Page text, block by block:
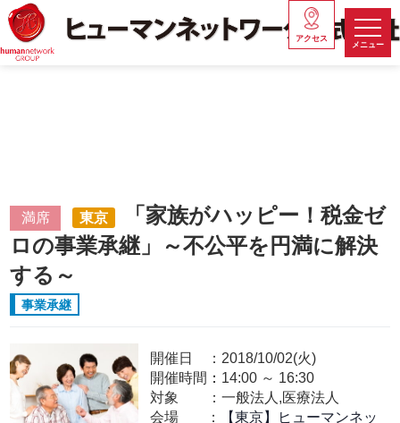
メニュー
アクセス
満席 東京
「家族がハッピー！税金ゼ
ロの事業承継」～不公平を円満に解決
する～
事業承継
開催日
2018/10/02(火)
開催時間： 14:00～ 16:30
対象
一般法人,医療法人
会場
【東京】ヒューマンネッ